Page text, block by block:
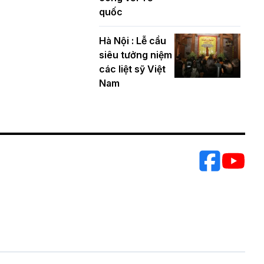
PL.2570 tại Hà
Nội: Lan tỏa
thông điệp từ bi,
trí tuệ vì một
Thủ đô hòa bình
và phát triển
diễu hành kính
quốc
Hà Nội : Lễ cầu
siêu tưởng niệm
các liệt sỹ Việt
Nam